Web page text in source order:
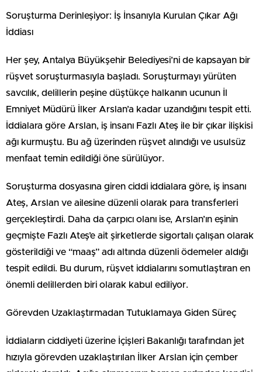
Soruşturma Derinleşiyor: İş İnsanıyla Kurulan Çıkar Ağı
İddiası
Her şey, Antalya Büyükşehir Belediyesi’ni de kapsayan bir
rüşvet soruşturmasıyla başladı. Soruşturmayı yürüten
savcılık, delillerin peşine düştükçe halkanın ucunun İl
Emniyet Müdürü İlker Arslan’a kadar uzandığını tespit etti.
İddialara göre Arslan, iş insanı Fazlı Ateş ile bir çıkar ilişkisi
ağı kurmuştu. Bu ağ üzerinden rüşvet alındığı ve usulsüz
menfaat temin edildiği öne sürülüyor.
Soruşturma dosyasına giren ciddi iddialara göre, iş insanı
Ateş, Arslan ve ailesine düzenli olarak para transferleri
gerçekleştirdi. Daha da çarpıcı olanı ise, Arslan’ın eşinin
geçmişte Fazlı Ateş’e ait şirketlerde sigortalı çalışan olarak
gösterildiği ve “maaş” adı altında düzenli ödemeler aldığı
tespit edildi. Bu durum, rüşvet iddialarını somutlaştıran en
önemli delillerden biri olarak kabul ediliyor.
Görevden Uzaklaştırmadan Tutuklamaya Giden Süreç
İddiaların ciddiyeti üzerine İçişleri Bakanlığı tarafından jet
hızıyla görevden uzaklaştırılan İlker Arslan için çember